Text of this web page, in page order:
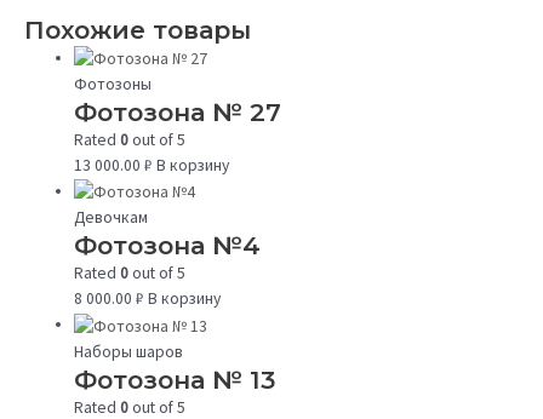
Похожие товары
Фотозоны
Фотозона № 27
Rated0out of 5
13 000.00₽ В корзину
Девочкам
Фотозона №4
Rated0out of 5
8 000.00₽ В корзину
Наборы шаров
Фотозона № 13
Rated0out of 5